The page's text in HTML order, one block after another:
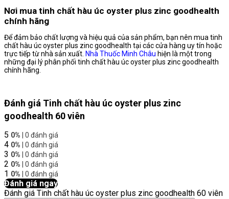
Nơi mua tinh chất hàu úc oyster plus zinc goodhealth
chính hãng
Để đảm bảo chất lượng và hiệu quả của sản phẩm, bạn nên mua tinh
chất hàu úc oyster plus zinc goodhealth tại các cửa hàng uy tín hoặc
trực tiếp từ nhà sản xuất. Nhà Thuốc Minh Châu hiện là một trong
những đại lý phân phối tinh chất hàu úc oyster plus zinc goodhealth
chính hãng.
Đánh giá Tinh chất hàu úc oyster plus zinc
goodhealth 60 viên
5 0% | 0 đánh giá
4 0% | 0 đánh giá
3 0% | 0 đánh giá
2 0% | 0 đánh giá
1 0% | 0 đánh giá
Đánh giá ngay
Đánh giá Tinh chất hàu úc oyster plus zinc goodhealth 60 viên